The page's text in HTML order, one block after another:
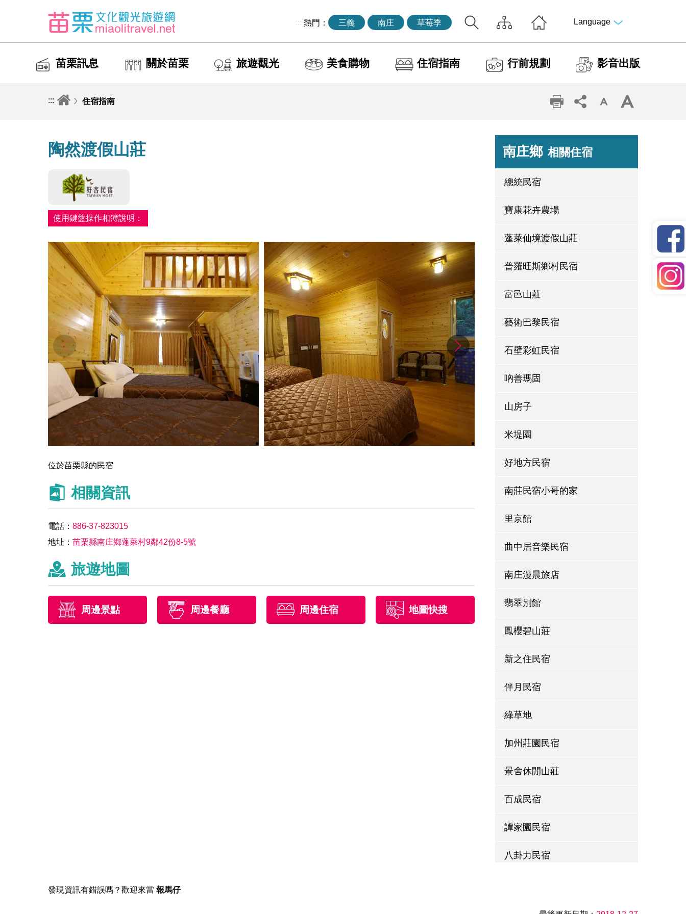
::: 熱門： 三義 南庄 草莓季 Language
苗栗訊息 關於苗栗 旅遊觀光 美食購物 住宿指南 行前規劃 影音出版
::: 住宿指南
陶然渡假山莊
使用鍵盤操作相簿說明：
位於苗栗縣的民宿
相關資訊
電話：886-37-823015
地址：苗栗縣南庄鄉蓬萊村9鄰42份8-5號
旅遊地圖
周邊景點 周邊餐廳 周邊住宿 地圖快搜
南庄鄉 相關住宿
總統民宿
寶康花卉農場
蓬萊仙境渡假山莊
普羅旺斯鄉村民宿
富邑山莊
藝術巴黎民宿
石壁彩虹民宿
吶善瑪固
山房子
米堤園
好地方民宿
南莊民宿小哥的家
里京館
曲中居音樂民宿
南庄漫晨旅店
翡翠別館
鳳櫻碧山莊
新之住民宿
伴月民宿
綠草地
加州莊園民宿
景舍休閒山莊
百成民宿
譚家園民宿
八卦力民宿
左岸LED庭園
發現資訊有錯誤嗎？歡迎來當報馬仔